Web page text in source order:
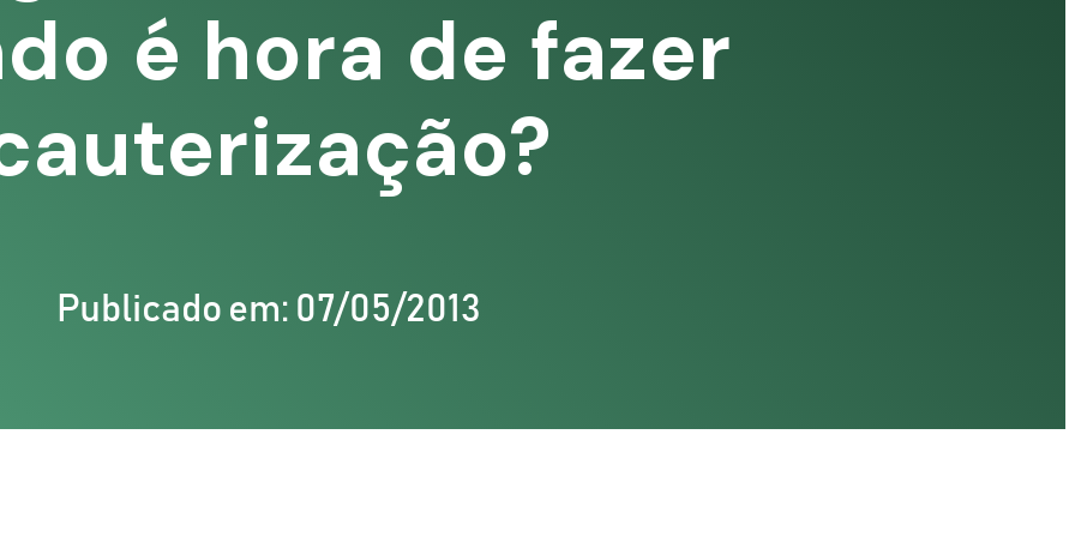
é hora de fazer
Publicado em: 07/05/2013